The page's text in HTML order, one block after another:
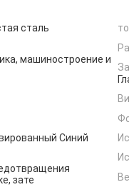
сталь
машиностроение и
Синий
зате